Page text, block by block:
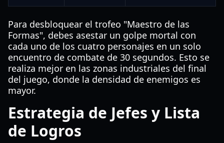
Para desbloquear el trofeo "Maestro de las
Formas", debes asestar un golpe mortal con
cada uno de los cuatro personajes en un solo
encuentro de combate de 30 segundos. Esto se
realiza mejor en las zonas industriales del final
del juego, donde la densidad de enemigos es
mayor.
Estrategia de Jefes y Lista
de Logros